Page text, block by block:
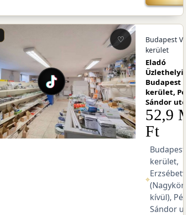
♡
Budapest VII.
kerület
Eladó
Budapest
kerület,
Sándor utca
52,9 M
Ft
⌖
Budapest
kerület,
kívül),
Sándor